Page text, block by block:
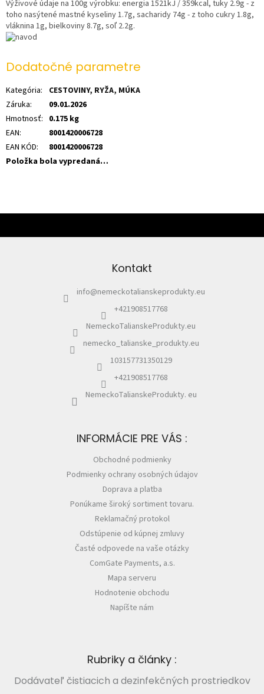
Výživové údaje na 100g výrobku: energia 1521kJ / 359kcal, tuky 2.9g - z
toho nasýtené mastné kyseliny 1.7g, sacharidy 74g - z toho cukry 1.8g,
vláknina 1g, bielkoviny 8.7g, soľ 2.2g.
Dodatočné parametre
Kategória:
CESTOVINY, RYŽA, MÚKA
Záruka:
09.01.2026
Hmotnosť: 0.175 kg
EAN:
8001420006728
EAN KÓD:
8001420006728
Položka bola vypredaná…
Z
Kontakt
info@nemeckotalianskeprodukty.eu
+421908517768
NemeckoTalianskeProdukty.eu
nemecko_talianske_produkty.eu
103157731350129
+421908517768
NemeckoTalianskeProdukty. eu
INFORMÁCIE PRE VÁS :
Obchodné podmienky
Podmienky ochrany osobných údajov
Doprava a platba
Ponúkame široký sortiment tovaru.
Reklamačný protokol
Odstúpenie od kúpnej zmluvy
Časté odpovede na vaše otázky
ComGate Payments, a.s.
Mapa serveru
Hodnotenie obchodu
Napíšte nám
Rubriky a články :
Dodávateľ čistiacich a dezinfekčných prostriedkov